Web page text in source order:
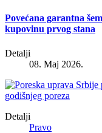
Povećana garantna
kupovinu prvog stana
Detalji
08. Maj 2026.
Detalji
Pravo